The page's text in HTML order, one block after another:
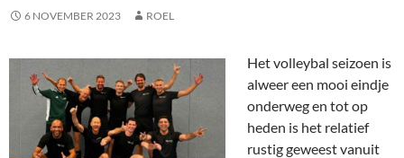
6 NOVEMBER 2023 ROEL
Het volleybal seizoen is
alweer een mooi eindje
onderweg en tot op
heden is het relatief
rustig geweest vanuit